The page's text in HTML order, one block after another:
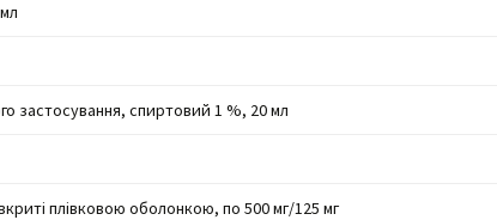
застосування, спиртовий 1 %, 20 мл
плівковою оболонкою, по 500 мг/125 мг